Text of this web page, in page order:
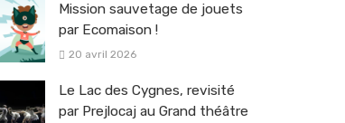
Mission sauvetage de jouets
par Ecomaison !
20 avril 2026
Le Lac des Cygnes, revisité
par Prejlocaj au Grand théâtre